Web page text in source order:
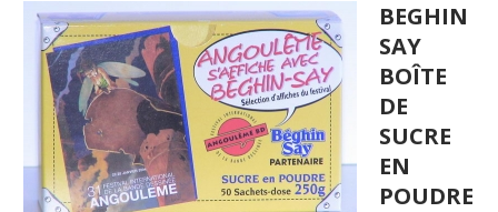
BEGHIN
SAY
BOÎTE
DE
SUCRE
EN
POUDRE